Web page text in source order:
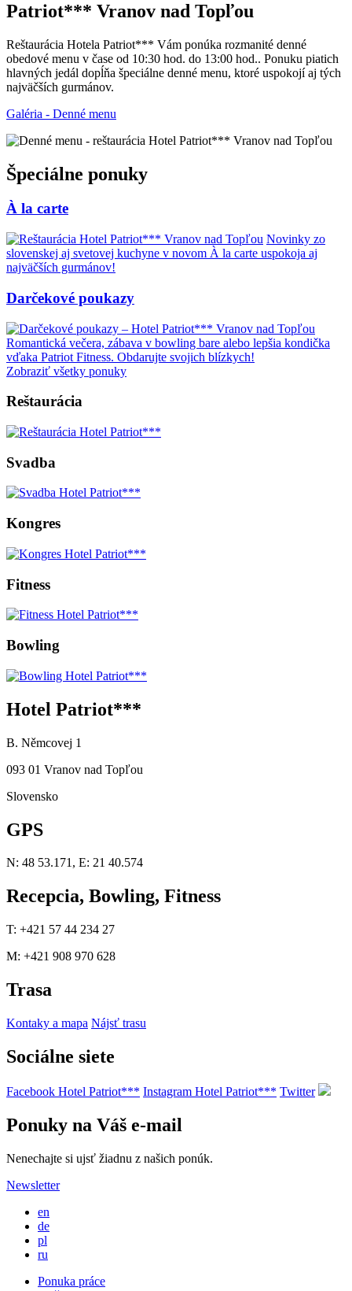
Patriot*** Vranov nad Topľou
Reštaurácia Hotela Patriot*** Vám ponúka rozmanité denné
obedové menu v čase od 10:30 hod. do 13:00 hod.. Ponuku piatich
hlavných jedál dopĺňa špeciálne denné menu, ktoré uspokojí aj tých
najväčších gurmánov.
Galéria - Denné menu
Špeciálne ponuky
À la carte
Novinky zo
slovenskej aj svetovej kuchyne v novom À la carte uspokoja aj
najväčších gurmánov!
Darčekové poukazy
Romantická večera, zábava v bowling bare alebo lepšia kondička
vďaka Patriot Fitness. Obdarujte svojich blízkych!
Zobraziť všetky ponuky
Reštaurácia
Svadba
Kongres
Fitness
Bowling
Hotel Patriot***
B. Němcovej 1
093 01 Vranov nad Topľou
Slovensko
GPS
N: 48 53.171, E: 21 40.574
Recepcia, Bowling, Fitness
T: +421 57 44 234 27
M: +421 908 970 628
Trasa
Kontaky a mapa Nájsť trasu
Sociálne siete
Facebook Hotel Patriot*** Instagram Hotel Patriot*** Twitter
Ponuky na Váš e-mail
Nenechajte si ujsť žiadnu z našich ponúk.
Newsletter
en
de
pl
ru
Ponuka práce